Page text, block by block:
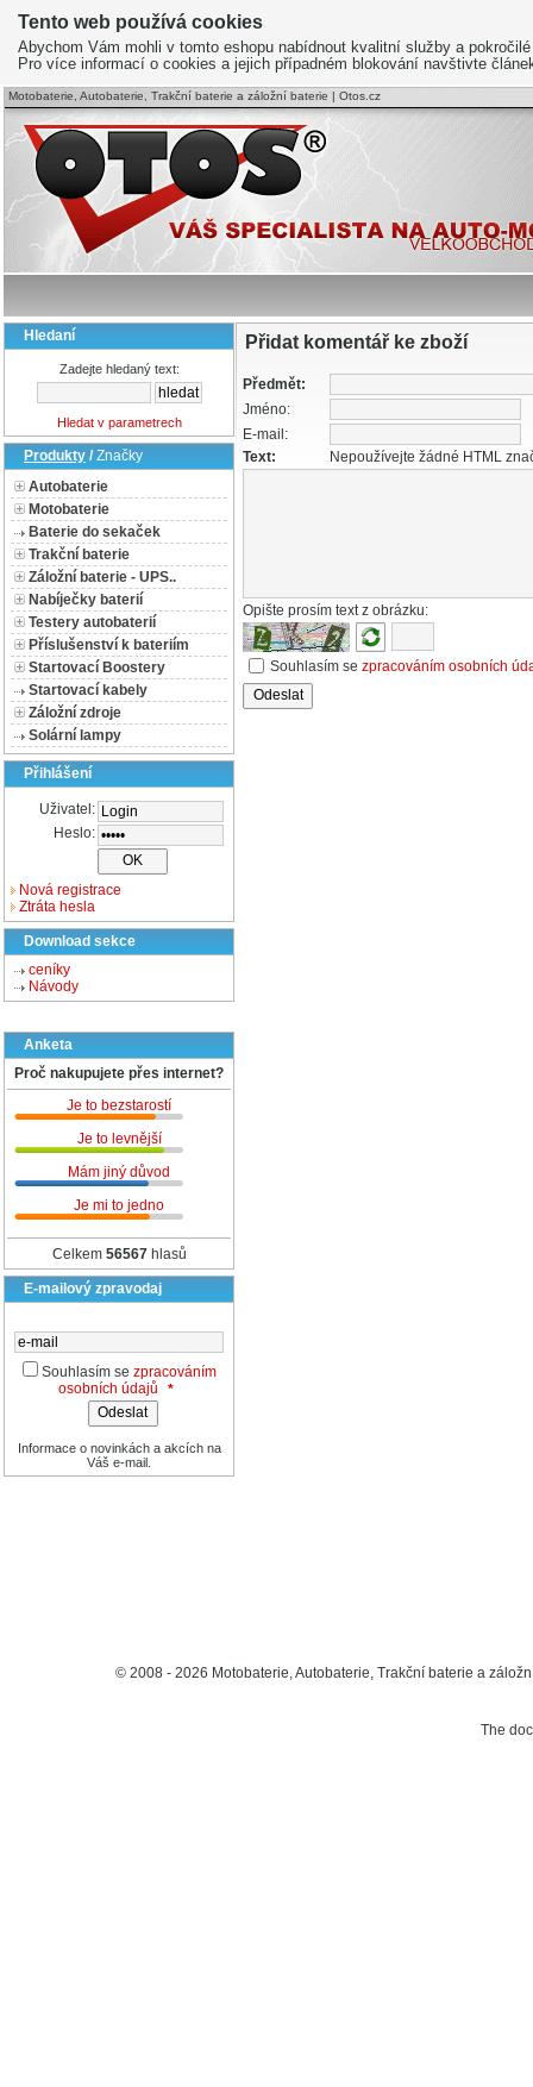
Motobaterie, Autobaterie, Trakční baterie a záložní baterie | Otos.cz
Hledaní
Zadejte hledaný text:
Hledat v parametrech
Produkty /Značky
Autobaterie
Motobaterie
Baterie do sekaček
Trakční baterie
Záložní baterie - UPS..
Nabíječky baterií
Testery autobaterií
Příslušenství k bateriím
Startovací Boostery
Startovací kabely
Záložní zdroje
Solární lampy
Přihlášení
Uživatel:
Heslo:
Nová registrace
Ztráta hesla
Download sekce
ceníky
Návody
Anketa
Proč nakupujete přes internet?
Je to bezstarostí
Je to levnější
Mám jiný důvod
Je mi to jedno
Celkem 56567hlasů
E-mailový zpravodaj
Souhlasím se zpracováním
osobních údajů
*
Informace o novinkách a akcích na
Váš e-mail.
Přidat komentář ke zboží
Předmět:
Jméno:
E-mail:
Text:
Nepoužívejte žádné HTML
Opište prosím text z obrázku:
Souhlasím se zpracováním osobních
© 2008 - 2026 Motobaterie, Autobaterie, Trakční baterie a
The
Tento web používá cookies
Abychom Vám mohli v tomto eshopu nabídnout kvalitní služby a
Pro více informací o cookies a jejich případném blokování navštivte